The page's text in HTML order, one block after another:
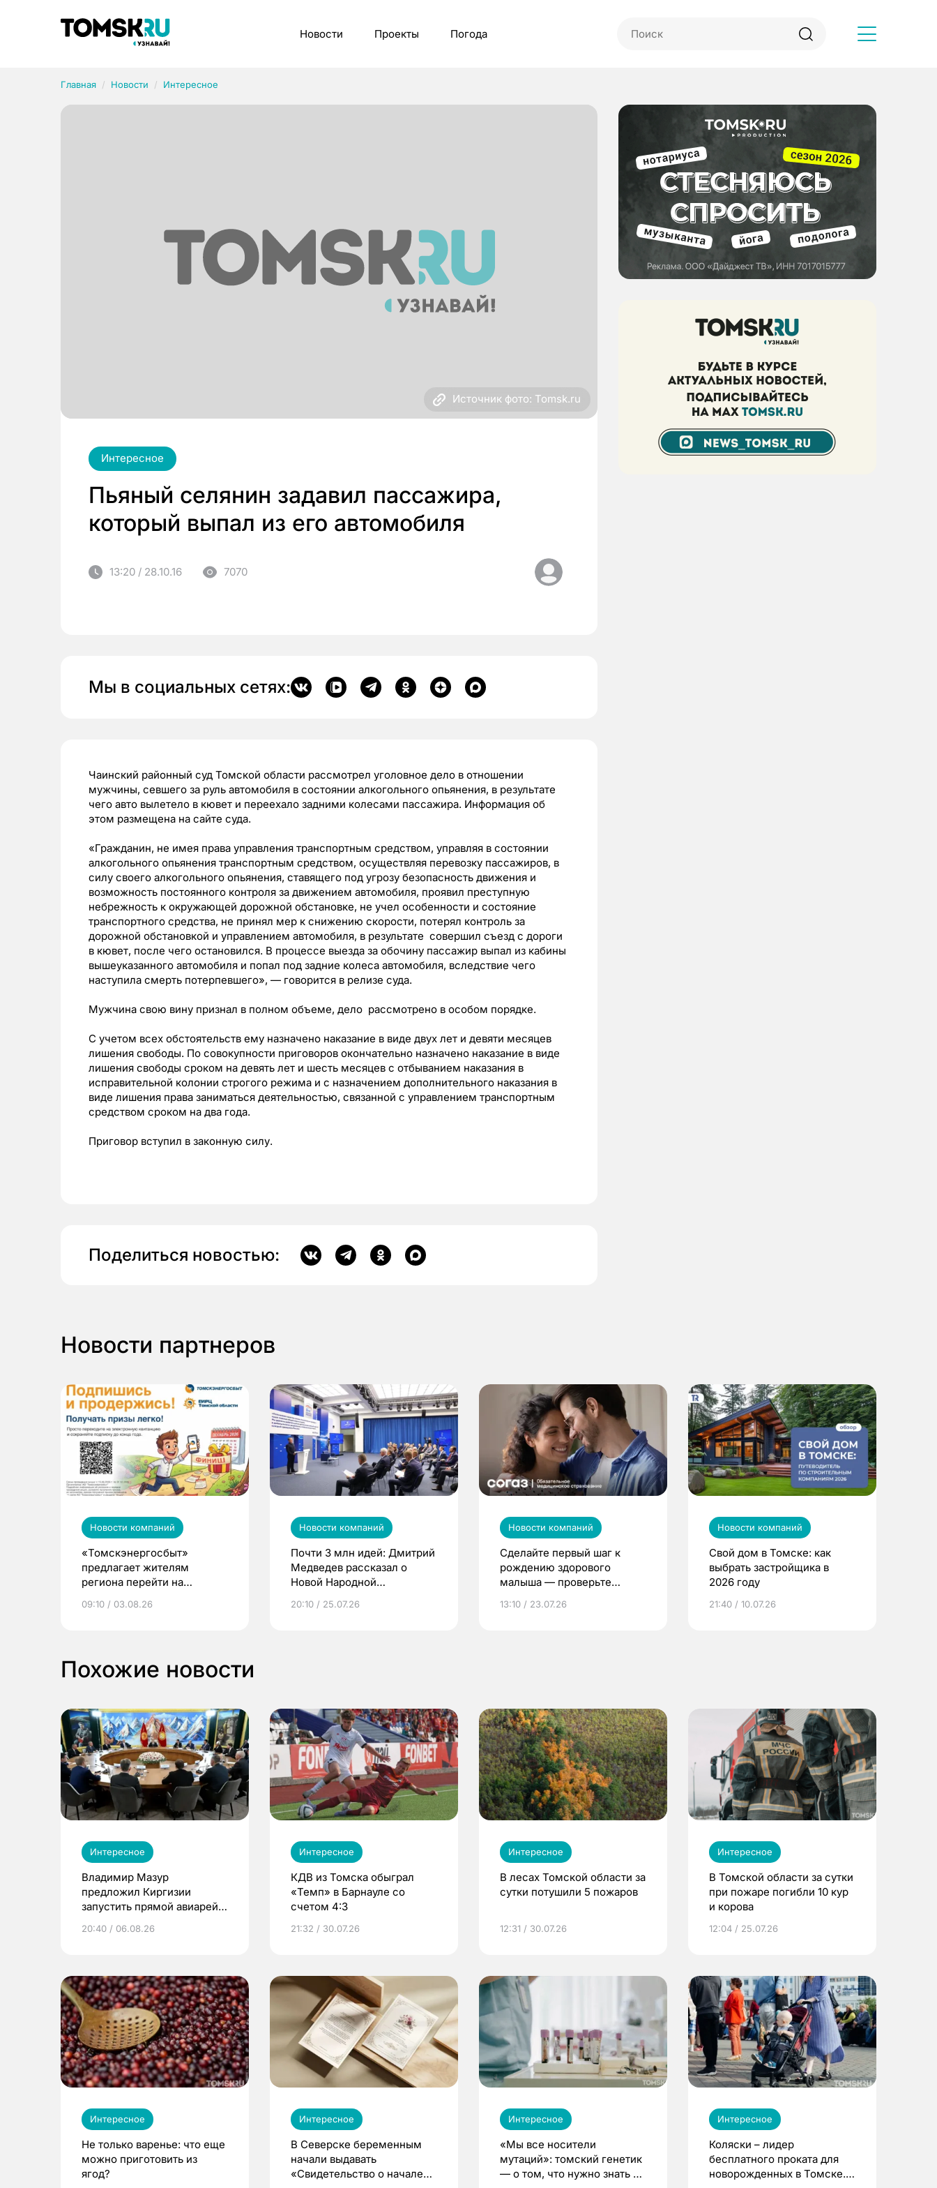
Новости Проекты Погода
Главная Новости Интересное
Источник фото: Tomsk.ru
Интересное
Пьяный селянин задавил пассажира,
который выпал из его автомобиля
13:20 / 28.10.16 7070
Мы в социальных сетях:
Чаинский районный суд Томской области рассмотрел уголовное дело в отношении
мужчины, севшего за руль автомобиля в состоянии алкогольного опьянения, в результате
чего авто вылетело в кювет и переехало задними колесами пассажира. Информация об
этом размещена на сайте суда.
«Гражданин, не имея права управления транспортным средством, управляя в состоянии
алкогольного опьянения транспортным средством, осуществляя перевозку пассажиров, в
силу своего алкогольного опьянения, ставящего под угрозу безопасность движения и
возможность постоянного контроля за движением автомобиля, проявил преступную
небрежность к окружающей дорожной обстановке, не учел особенности и состояние
транспортного средства, не принял мер к снижению скорости, потерял контроль за
дорожной обстановкой и управлением автомобиля, в результате совершил съезд с дороги
в кювет, после чего остановился. В процессе выезда за обочину пассажир выпал из кабины
вышеуказанного автомобиля и попал под задние колеса автомобиля, вследствие чего
наступила смерть потерпевшего», — говорится в релизе суда.
Мужчина свою вину признал в полном объеме, дело рассмотрено в особом порядке.
С учетом всех обстоятельств ему назначено наказание в виде двух лет и девяти месяцев
лишения свободы. По совокупности приговоров окончательно назначено наказание в виде
лишения свободы сроком на девять лет и шесть месяцев с отбыванием наказания в
исправительной колонии строгого режима и с назначением дополнительного наказания в
виде лишения права заниматься деятельностью, связанной с управлением транспортным
средством сроком на два года.
Приговор вступил в законную силу.
Поделиться новостью:
Новости партнеров
Новости компаний
«Томскэнергосбыт»
предлагает жителям
региона перейти на
выиграть призы
09:10 / 03.08.26
Новости компаний
Почти 3 млн идей: Дмитрий
Медведев рассказал о
Новой Народной
20:10 / 25.07.26
Новости компаний
Сделайте первый шаг к
рождению здорового
малыша — проверьте
по ОМС!
13:10 / 23.07.26
Новости компаний
Свой дом в Томске: как
выбрать застройщика в
2026 году
21:40 / 10.07.26
Похожие новости
Интересное
Владимир Мазур
предложил Киргизии
запустить прямой авиарейс
20:40 / 06.08.26
Интересное
КДВ из Томска обыграл
«Темп» в Барнауле со
счетом 4:3
21:32 / 30.07.26
Интересное
В лесах Томской области за
сутки потушили 5 пожаров
12:31 / 30.07.26
Интересное
В Томской области за сутки
при пожаре погибли 10 кур
и корова
12:04 / 25.07.26
Интересное
Не только варенье: что еще
можно приготовить из
ягод?
Интересное
В Северске беременным
начали выдавать
«Свидетельство о начале
Интересное
«Мы все носители
мутаций»: томский генетик
— о том, что нужно знать до
Интересное
Коляски – лидер
бесплатного проката для
новорожденных в Томске.
Рубрики